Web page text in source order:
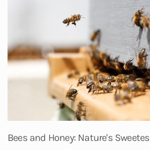
Bees and Honey: Nature's